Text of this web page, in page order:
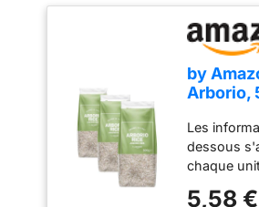
by
Arborio,
Les
dessous
chaque
5,58 €